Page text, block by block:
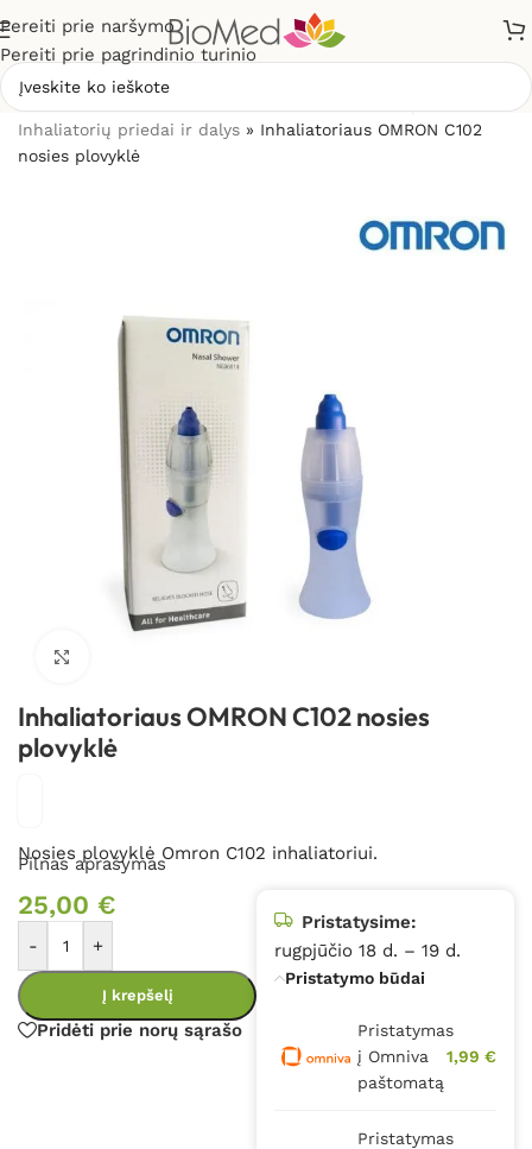
Pereiti prie naršymo
Pereiti prie pagrindinio turinio
Inhaliatorių priedai ir dalys » Inhaliatoriaus OMRON C102
nosies plovyklė
Inhaliatoriaus OMRON C102 nosies
plovyklė
Nosies plovyklė Omron C102 inhaliatoriui.
Pilnas aprašymas
25,00 €
- +
Į krepšelį
Pridėti prie norų sąrašo
Pristatysime:
rugpjūčio 18 d. – 19 d.
Pristatymo būdai
Pristatymas
į Omniva
paštomatą
1,99 €
Pristatymas